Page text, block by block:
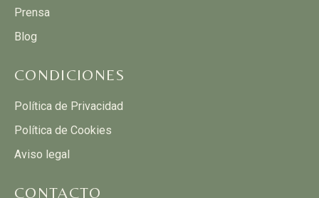
Prensa
Blog
CONDICIONES
Política de Privacidad
Política de Cookies
Aviso legal
CONTACTO